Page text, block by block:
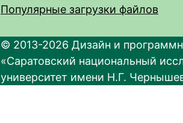
Популярные загрузки файлов
© 2013-2026 Дизайн и
«Саратовский национальный
университет имени Н.Г.